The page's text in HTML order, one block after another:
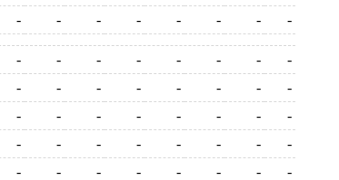
- - - - - - - -
- - - - - - -
-
- - - - - - -
-
- - - - - - -
-
- - - - - - -
-
- - - - - - - -